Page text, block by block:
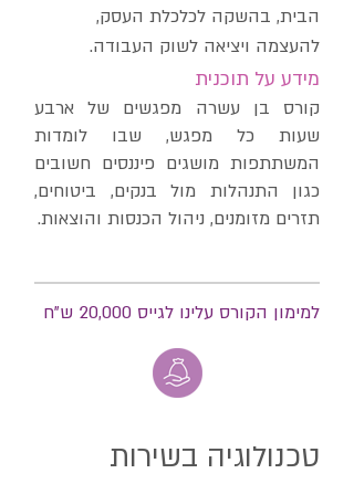
הבית, בהשקה לכלכלת העסק,
להעצמה ויציאה לשוק העבודה.
מידע על תוכנית
קורס בן עשרה מפגשים של ארבע
שעות כל מפגש, שבו לומדות
המשתתפות מושגים פיננסים חשובים
כגון התנהלות מול בנקים, ביטוחים,
תזרים מזומנים, ניהול הכנסות והוצאות.
למימון הקורס עלינו לגייס 20,000 ש"ח
טכנולוגיה בשירות